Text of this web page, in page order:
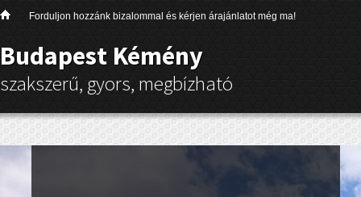
Forduljon hozzánk bizalommal és kérjen árajánlatot még ma!
Budapest Kémény
szakszerű, gyors, megbízható